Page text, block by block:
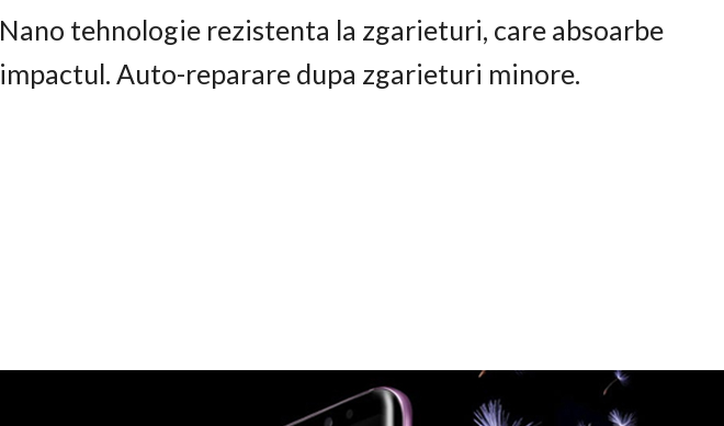
Nano tehnologie rezistenta la zgarieturi, care absoarbe
impactul. Auto-reparare dupa zgarieturi minore.